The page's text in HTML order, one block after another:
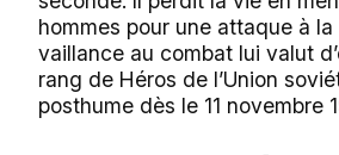
hommes pour une attaque à la
vaillance au combat lui valut
rang de Héros de l’Union
posthume dès le 11 novembre